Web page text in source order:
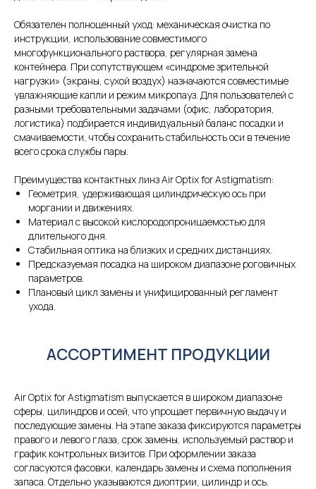
Обязателен полноценный уход: механическая очистка по
инструкции, использование совместимого
многофункционального раствора, регулярная замена
контейнера. При сопутствующем «синдроме зрительной
нагрузки» (экраны, сухой воздух) назначаются совместимые
увлажняющие капли и режим микропауз. Для пользователей с
разными требовательными задачами (офис, лаборатория,
логистика) подбирается индивидуальный баланс посадки и
смачиваемости, чтобы сохранить стабильность оси в течение
всего срока службы пары.
Преимущества контактных линз Air Optix for Astigmatism:
Геометрия, удерживающая цилиндрическую ось при
моргании и движениях.
Материал с высокой кислородопроницаемостью для
длительного дня.
Стабильная оптика на близких и средних дистанциях.
Предсказуемая посадка на широком диапазоне роговичных
параметров.
Плановый цикл замены и унифицированный регламент
ухода.
АССОРТИМЕНТ ПРОДУКЦИИ
Air Optix for Astigmatism выпускается в широком диапазоне
сферы, цилиндров и осей, что упрощает первичную выдачу и
последующие замены. На этапе заказа фиксируются параметры
правого и левого глаза, срок замены, используемый раствор и
график контрольных визитов. При оформлении заказа
согласуются фасовки, календарь замены и схема пополнения
запаса. Отдельно указываются диоптрии, цилиндр и ось.